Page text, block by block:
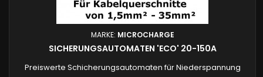
MARKE: MICROCHARGE
SICHERUNGSAUTOMATEN 'ECO' 20-150A
Preiswerte Schicherungsautomaten für Niederspannung